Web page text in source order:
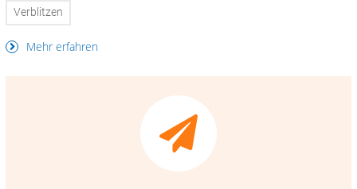
Verblitzen
Mehr erfahren